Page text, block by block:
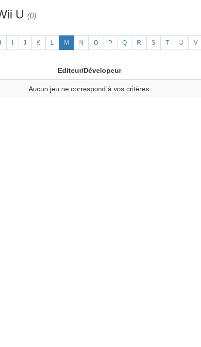
U (0)
J K L M N O P Q R S T U V
Editeur/Dévelopeur
Aucun jeu ne correspond à vos critères.